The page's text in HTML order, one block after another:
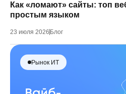
Как «ломают» сайты: топ
простым языком
23 июля 2026 Блог
Рынок ИТ